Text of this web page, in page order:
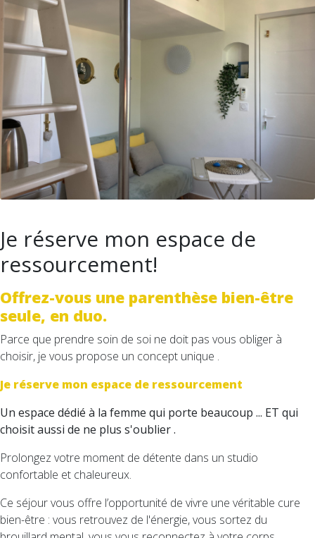
Je réserve mon espace de
ressourcement!
Offrez-vous une parenthèse bien-être
seule, en duo.
Parce que prendre soin de soi ne doit pas vous obliger à
choisir, je vous propose un concept unique .
Je réserve mon espace de ressourcement
Un espace dédié à la femme qui porte beaucoup ... ET qui
choisit aussi de ne plus s'oublier .
Prolongez votre moment de détente dans un studio
confortable et chaleureux.
Ce séjour vous offre l’opportunité de vivre une véritable cure
bien-être : vous retrouvez de l'énergie, vous sortez du